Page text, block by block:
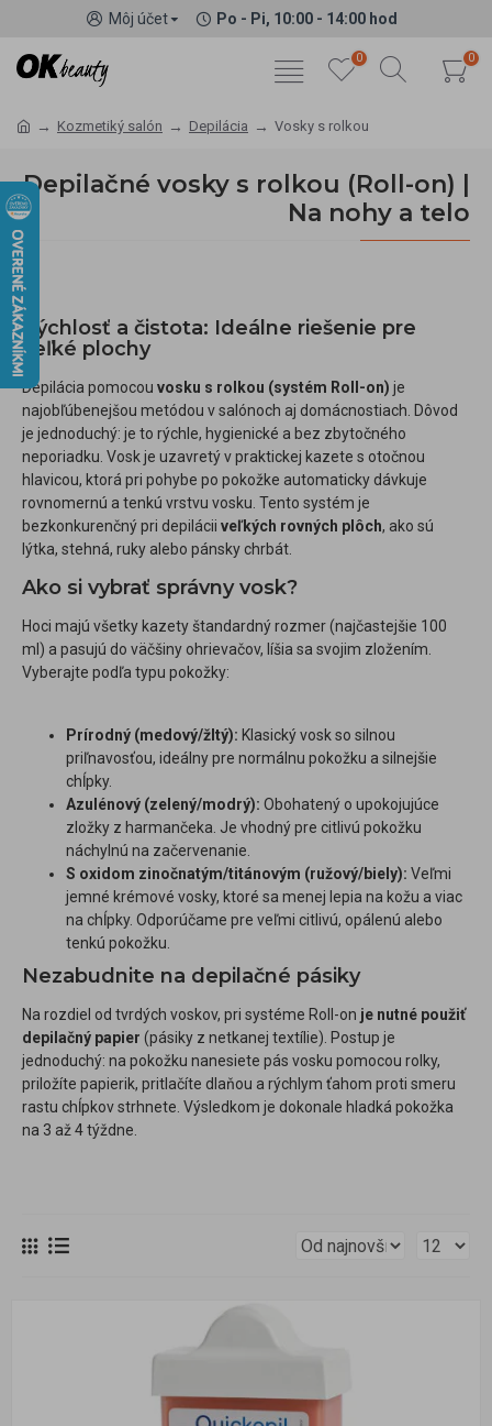
Môj účet Po - Pi, 10:00 - 14:00 hod
0 0
Kozmetiký salón Depilácia Vosky s rolkou
Depilačné vosky s rolkou (Roll-on) |
Na nohy a telo
Rýchlosť a čistota: Ideálne riešenie pre
veľké plochy
Depilácia pomocou vosku s rolkou (systém Roll-on) je
najobľúbenejšou metódou v salónoch aj domácnostiach. Dôvod
je jednoduchý: je to rýchle, hygienické a bez zbytočného
neporiadku. Vosk je uzavretý v praktickej kazete s otočnou
hlavicou, ktorá pri pohybe po pokožke automaticky dávkuje
rovnomernú a tenkú vrstvu vosku. Tento systém je
bezkonkurenčný pri depilácii veľkých rovných plôch, ako sú
lýtka, stehná, ruky alebo pánsky chrbát.
Ako si vybrať správny vosk?
Hoci majú všetky kazety štandardný rozmer (najčastejšie 100
ml) a pasujú do väčšiny ohrievačov, líšia sa svojim zložením.
Vyberajte podľa typu pokožky:
Prírodný (medový/žltý): Klasický vosk so silnou
priľnavosťou, ideálny pre normálnu pokožku a silnejšie
chĺpky.
Azulénový (zelený/modrý): Obohatený o upokojujúce
zložky z harmančeka. Je vhodný pre citlivú pokožku
náchylnú na začervenanie.
S oxidom zinočnatým/titánovým (ružový/biely): Veľmi
jemné krémové vosky, ktoré sa menej lepia na kožu a viac
na chĺpky. Odporúčame pre veľmi citlivú, opálenú alebo
tenkú pokožku.
Nezabudnite na depilačné pásiky
Na rozdiel od tvrdých voskov, pri systéme Roll-on je nutné použiť
depilačný papier (pásiky z netkanej textílie). Postup je
jednoduchý: na pokožku nanesiete pás vosku pomocou rolky,
priložíte papierik, pritlačíte dlaňou a rýchlym ťahom proti smeru
rastu chĺpkov strhnete. Výsledkom je dokonale hladká pokožka
na 3 až 4 týždne.